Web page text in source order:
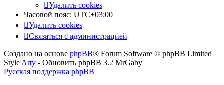
Удалить cookies
Часовой пояс: UTC+03:00
Удалить cookies
Связаться с администрацией
Создано на основе phpBB® Forum Software © phpBB Limited
Style Arty - Обновить phpBB 3.2 MrGaby
Русская поддержка phpBB